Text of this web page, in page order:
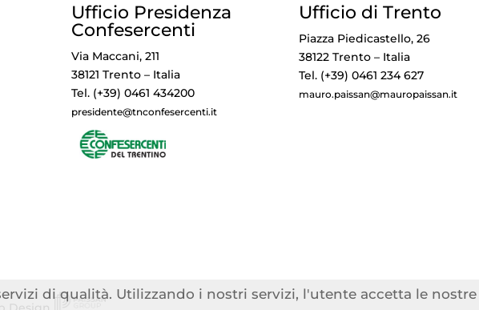
Ufficio Presidenza
Confesercenti
Via Maccani, 211
38121 Trento – Italia
Tel. (+39) 0461 434200
presidente@tnconfesercenti.it
Ufficio di Trento
Piazza Piedicastello, 26
38122 Trento – Italia
Tel. (+39) 0461 234 627
mauro.paissan@mauropaissan.it
di qualità. Utilizzando i nostri servizi, l'utente accetta le